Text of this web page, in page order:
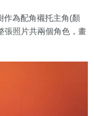
作為配角襯托主角(顏
張照片共兩個角色，畫